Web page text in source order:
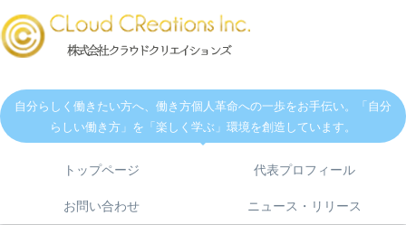
自分らしく働きたい方へ、働き方個人革命への一歩をお手伝い。「自分
らしい働き方」を「楽しく学ぶ」環境を創造しています。
トップページ 代表プロフィール
お問い合わせ ニュース・リリース